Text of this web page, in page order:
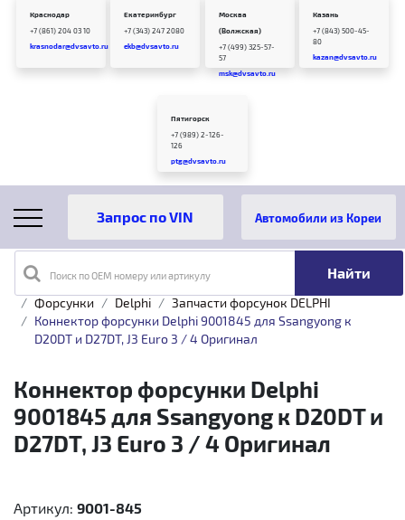
Краснодар
+7 (861) 204 03 10
krasnodar@dvsavto.ru
Екатеринбург
+7 (343) 247 2080
ekb@dvsavto.ru
Москва
(Волжская)
+7 (499) 325-57-
57
msk@dvsavto.ru
Казань
+7 (843) 500-45-
80
kazan@dvsavto.ru
Пятигорск
+7 (989) 2-126-
126
ptg@dvsavto.ru
Поиск по OEM номеру или артикулу
Автомобили из Кореи
Главная Каталог товаров
Топливная аппаратура
Форсунки
Delphi
Запчасти форсунок DELPHI
Коннектор форсунки Delphi 9001845 для Ssangyong к
D20DT и D27DT, J3 Euro 3 / 4 Оригинал
Коннектор форсунки Delphi
9001845 для Ssangyong к D20DT и
D27DT, J3 Euro 3 / 4 Оригинал
Артикул: 9001-845